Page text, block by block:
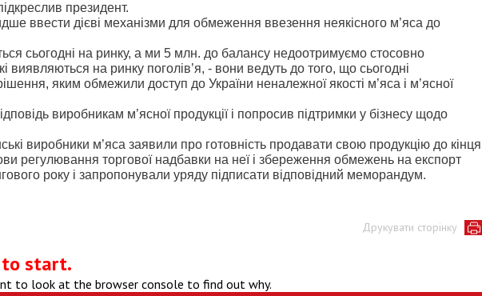
президент.
ввести дієві механізми для обмеження ввезення неякісного м’яса до
сьогодні на ринку, а ми 5 млн. до балансу недоотримуємо стосовно
виявляються на ринку поголів’я, - вони ведуть до того, що сьогодні
яким обмежили доступ до України неналежної якості м’яса і м’ясної
виробникам м’ясної продукції і попросив підтримки у бізнесу щодо
виробники м’яса заявили про готовність продавати свою продукцію до кінця
регулювання торгової надбавки на неї і збереження обмежень на експорт
року і запропонували уряду підписати відповідний меморандум.
Друкувати сторінку
to start.
to look at the browser console to find out why.